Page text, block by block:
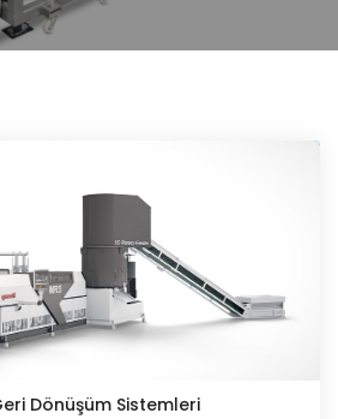
Dönüşüm Sistemleri